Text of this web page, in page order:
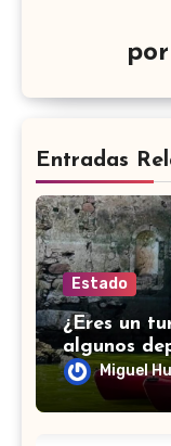
por
Entradas
Estado
¿Eres un
algunos
practicar
Miguel